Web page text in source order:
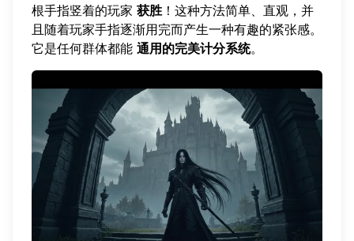
根手指竖着的玩家 获胜 ！这种方法简单、直观，并
且随着玩家手指逐渐用完而产生一种有趣的紧张感。
它是任何群体都能 通用的完美计分系统。